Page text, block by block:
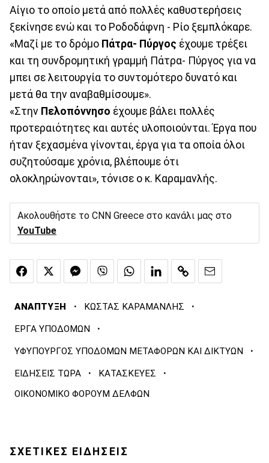
Αίγιο το οποίο μετά από πολλές καθυστερήσεις
ξεκίνησε ενώ και το Ροδοδάφνη - Ρίο ξεμπλόκαρε.
«Μαζί με το δρόμο Πάτρα- Πύργος έχουμε τρέξει
και τη συνδρομητική γραμμή Πάτρα- Πύργος για να
μπει σε λειτουργία το συντομότερο δυνατό και
μετά θα την αναβαθμίσουμε».
«Στην Πελοπόννησο έχουμε βάλει πολλές
προτεραιότητες και αυτές υλοποιούνται. Έργα που
ήταν ξεχασμένα γίνονται, έργα για τα οποία όλοι
συζητούσαμε χρόνια, βλέπουμε ότι
ολοκληρώνονται», τόνισε ο κ. Καραμανλής.
Ακολουθήστε το CNN Greece στο κανάλι μας στο
YouTube
ΑΝΑΠΤΥΞΗ · ΚΩΣΤΑΣ ΚΑΡΑΜΑΝΛΗΣ ·
ΕΡΓΑ ΥΠΟΔΟΜΩΝ ·
ΥΦΥΠΟΥΡΓΟΣ ΥΠΟΔΟΜΩΝ ΜΕΤΑΦΟΡΩΝ ΚΑΙ ΔΙΚΤΥΩΝ ·
ΕΙΔΗΣΕΙΣ ΤΩΡΑ · ΚΑΤΑΣΚΕΥΕΣ ·
ΟΙΚΟΝΟΜΙΚΟ ΦΟΡΟΥΜ ΔΕΛΦΩΝ
ΣΧΕΤΙΚΕΣ ΕΙΔΗΣΕΙΣ